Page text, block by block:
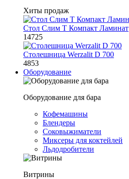
Хиты продаж
Стол Слим Т Компакт Ламинат
14725
Столешница Werzalit D 700
4853
Оборудование
Оборудование для бара
Кофемашины
Блендеры
Соковыжиматели
Миксеры для коктейлей
Льдодробители
Витрины